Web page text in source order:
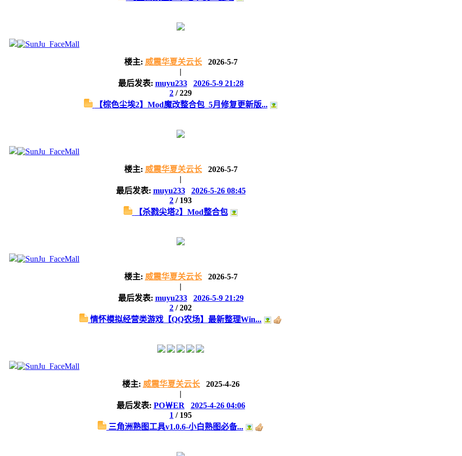
楼主: 威震华夏关云长
2026-5-7
|
最后发表: muyu233
2026-5-9 21:28
2 /229
【棕色尘埃2】Mod魔改整合包_5月修复更新版...
楼主: 威震华夏关云长
2026-5-7
|
最后发表: muyu233
2026-5-26 08:45
2 / 193
【杀戮尖塔2】Mod整合包
楼主: 威震华夏关云长
2026-5-7
|
最后发表: muyu233
2026-5-9 21:29
2 /202
情怀模拟经营类游戏【QQ农场】最新整理Win...
楼主: 威震华夏关云长
2025-4-26
|
最后发表: PO￦ER
2025-4-26 04:06
1 / 195
三角洲熟图工具v1.0.6-小白熟图必备...